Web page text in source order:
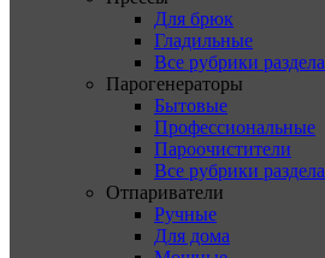
Для брюк
Гладильные
Все рубрики раздела
Парогенераторы
Бытовые
Профессиональные
Пароочистители
Все рубрики раздела
Отпариватели
Ручные
Для дома